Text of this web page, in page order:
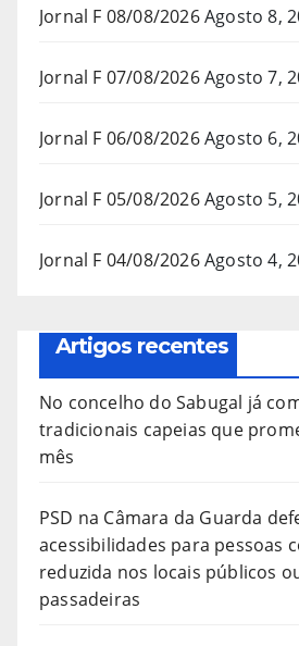
Jornal F 08/08/2026Agosto 8,
Jornal F 07/08/2026Agosto 7,
Jornal F 06/08/2026Agosto 6,
Jornal F 05/08/2026Agosto 5,
Jornal F 04/08/2026Agosto 4,
Artigos recentes
No concelho do Sabugal já
tradicionais capeias que
mês
PSD na Câmara da Guarda
acessibilidades para pessoas
reduzida nos locais públicos
passadeiras